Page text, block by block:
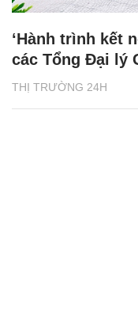
THỊ TRƯỜNG 24H
‘Hành trình kết
các Tổng Đại lý